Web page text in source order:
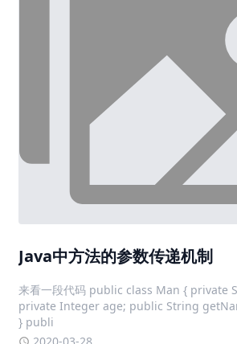
Java中方法的参数传递机制
来看一段代码 public class Man { private
private Integer age; public String